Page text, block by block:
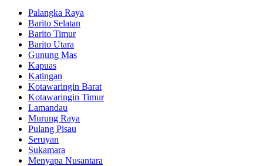
Palangka Raya
Barito Selatan
Barito Timur
Barito Utara
Gunung Mas
Kapuas
Katingan
Kotawaringin Barat
Kotawaringin Timur
Lamandau
Murung Raya
Pulang Pisau
Seruyan
Sukamara
Menyapa Nusantara